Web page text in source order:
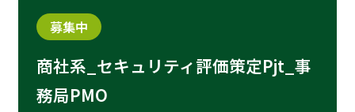
募集中
商社系_セキュリティ評価策定Pjt_事
務局PMO